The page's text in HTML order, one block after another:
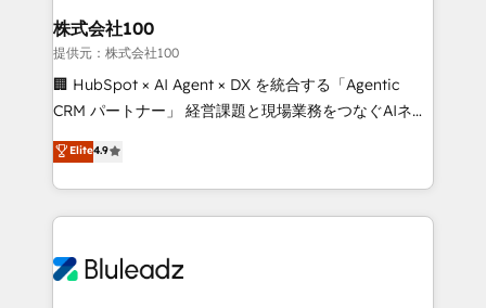
株式会社100
提供元：株式会社100
🏢 HubSpot × AI Agent × DX を統合する「Agentic
CRM パートナー」 経営課題と現場業務をつなぐAIネイ
ティブ・エージェンシーとして、HubSpot Eliteの実装
力で顧客フロント業務を再設計します。 💡 100inc は何
をする会社か？ HubSpotを共通基盤に、AIエージェン
トを組み込んだ顧客フロント業務（マーケティング・営
ィブ・エージェンシーです。事業部・グループ会社・部
Elite4.9